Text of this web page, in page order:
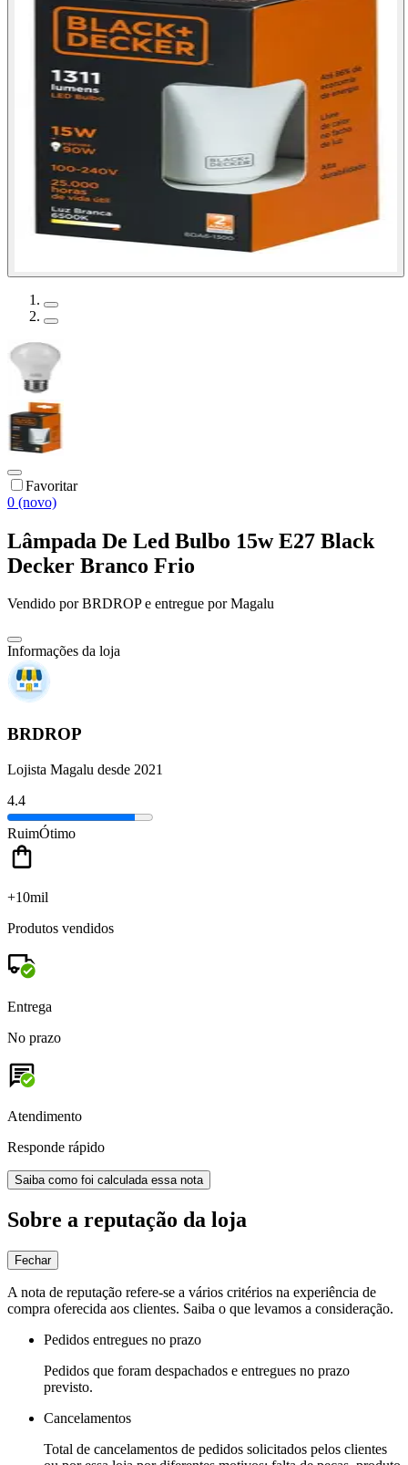
Favoritar
0 (novo)
Lâmpada De Led Bulbo 15w E27 Black
Decker Branco Frio
Vendido porBRDROPe entregue por Magalu
Informações da loja
BRDROP
Lojista Magalu desde 2021
4.4
RuimÓtimo
+10mil
Produtos vendidos
Entrega
No prazo
Atendimento
Responde rápido
Saiba como foi calculada essa nota
Sobre a reputação da loja
Fechar
A nota de reputação refere-se a vários critérios na experiência de
compra oferecida aos clientes. Saiba o que levamos a consideração.
Pedidos entregues no prazo
Pedidos que foram despachados e entregues no prazo
previsto.
Cancelamentos
Total de cancelamentos de pedidos solicitados pelos clientes